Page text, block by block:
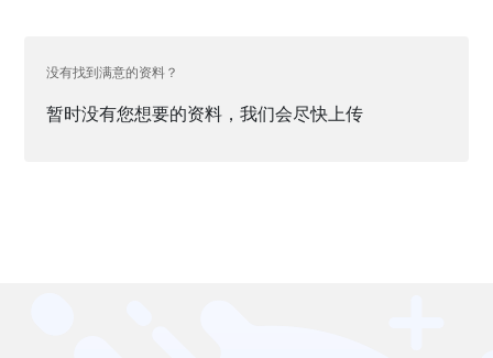
没有找到满意的资料？
暂时没有您想要的资料，我们会尽快上传